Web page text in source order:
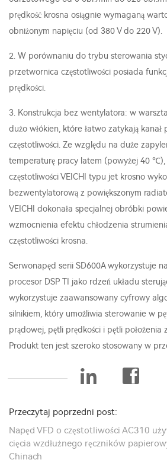
prędkość krosna osiągnie wymaganą
obniżonym napięciu (od 380 V do 220 V).
2. W porównaniu do trybu sterowania
przetwornica częstotliwości posiada
prędkości.
3. Konstrukcja bez wentylatora: w
dużo włókien, które łatwo zatykają
częstotliwości. Ze względu na duże
temperaturę pracy latem (powyżej 40
częstotliwości VEICHI typu jet krosno
bezwentylatorową z powiększonym
VEICHI dokonała specjalnej obróbki
wzmocnienia efektu chłodzenia
częstotliwości krosna.
Serwonapęd serii SD600A wykorzystuje
procesor DSP TI jako rdzeń układu
wykorzystuje zaawansowany cyfrowy
silnikiem, który umożliwia sterowanie w
prądowej, pętli prędkości i pętli położenia
Produkt ten jest szeroko stosowany w
Przeczytaj poprzedni post:
Napęd VFD o częstotliwości AC310
cięcia wzdłużnego ręczników
Chinach